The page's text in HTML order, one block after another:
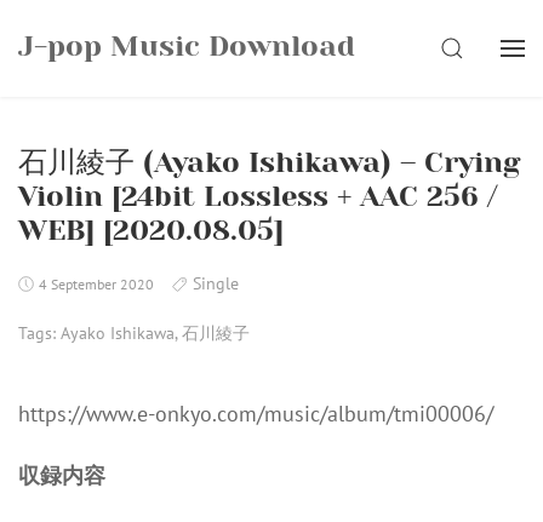
J-pop Music Download SEARCH
石川綾子 (Ayako Ishikawa) – Crying
Violin [24bit Lossless + AAC 256 /
WEB] [2020.08.05]
4 September 2020 Single
Tags: Ayako Ishikawa,石川綾子
https://www.e-onkyo.com/music/album/tmi00006/
収録内容